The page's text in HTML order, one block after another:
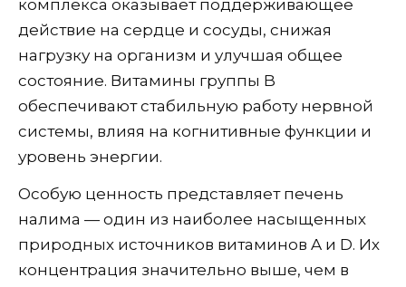
комплекса оказывает поддерживающее
действие на сердце и сосуды, снижая
нагрузку на организм и улучшая общее
состояние. Витамины группы B
обеспечивают стабильную работу нервной
системы, влияя на когнитивные функции и
уровень энергии.
Особую ценность представляет печень
налима — один из наиболее насыщенных
природных источников витаминов A и D. Их
концентрация значительно выше, чем в